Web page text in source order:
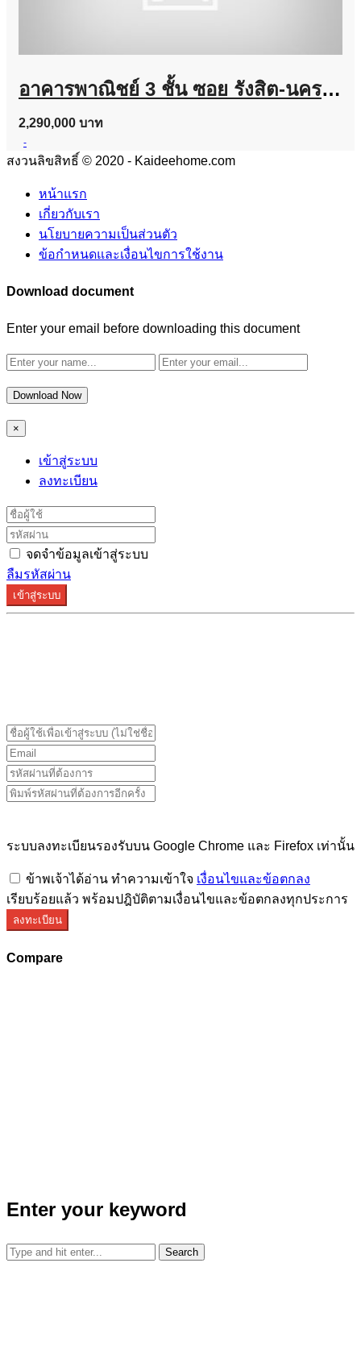
อาคารพาณิชย์ 3 ชั้น ซอย รังสิต-นครนายก 24 ทำเลดี ถูกมาก
2,290,000 บาท
-
สงวนลิขสิทธิ์ © 2020 - Kaideehome.com
หน้าแรก
เกี่ยวกับเรา
นโยบายความเป็นส่วนตัว
ข้อกำหนดและเงื่อนไขการใช้งาน
Download document
Enter your email before downloading this document
Download Now
×
เข้าสู่ระบบ
ลงทะเบียน
จดจำข้อมูลเข้าสู่ระบบ
ลืมรหัสผ่าน
เข้าสู่ระบบ
ระบบลงทะเบียนรองรับบน Google Chrome และ Firefox เท่านั้น
ข้าพเจ้าได้อ่าน ทำความเข้าใจ เงื่อนไขและข้อตกลง
เรียบร้อยแล้ว พร้อมปฎิบัติตามเงื่อนไขและข้อตกลงทุกประการ
ลงทะเบียน
Compare
Enter your keyword
Search